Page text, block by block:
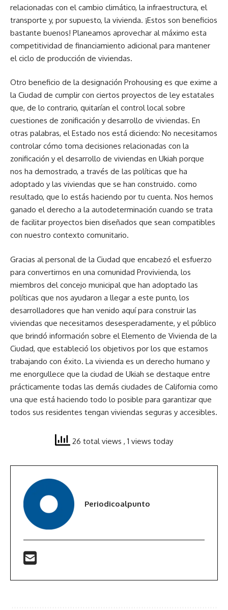
relacionadas con el cambio climático, la infraestructura, el
transporte y, por supuesto, la vivienda. ¡Estos son beneficios
bastante buenos! Planeamos aprovechar al máximo esta
competitividad de financiamiento adicional para mantener
el ciclo de producción de viviendas.
Otro beneficio de la designación Prohousing es que exime a
la Ciudad de cumplir con ciertos proyectos de ley estatales
que, de lo contrario, quitarían el control local sobre
cuestiones de zonificación y desarrollo de viviendas. En
otras palabras, el Estado nos está diciendo: No necesitamos
controlar cómo toma decisiones relacionadas con la
zonificación y el desarrollo de viviendas en Ukiah porque
nos ha demostrado, a través de las políticas que ha
adoptado y las viviendas que se han construido. como
resultado, que lo estás haciendo por tu cuenta. Nos hemos
ganado el derecho a la autodeterminación cuando se trata
de facilitar proyectos bien diseñados que sean compatibles
con nuestro contexto comunitario.
Gracias al personal de la Ciudad que encabezó el esfuerzo
para convertirnos en una comunidad Provivienda, los
miembros del concejo municipal que han adoptado las
políticas que nos ayudaron a llegar a este punto, los
desarrolladores que han venido aquí para construir las
viviendas que necesitamos desesperadamente, y el público
que brindó información sobre el Elemento de Vivienda de la
Ciudad, que estableció los objetivos por los que estamos
trabajando con éxito. La vivienda es un derecho humano y
me enorgullece que la ciudad de Ukiah se destaque entre
prácticamente todas las demás ciudades de California como
una que está haciendo todo lo posible para garantizar que
todos sus residentes tengan viviendas seguras y accesibles.
26 total views , 1 views today
Periodicoalpunto